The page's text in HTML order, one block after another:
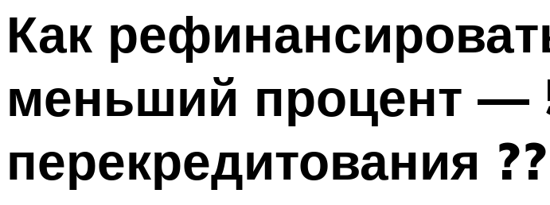
Как
меньший процент —
перекредитования